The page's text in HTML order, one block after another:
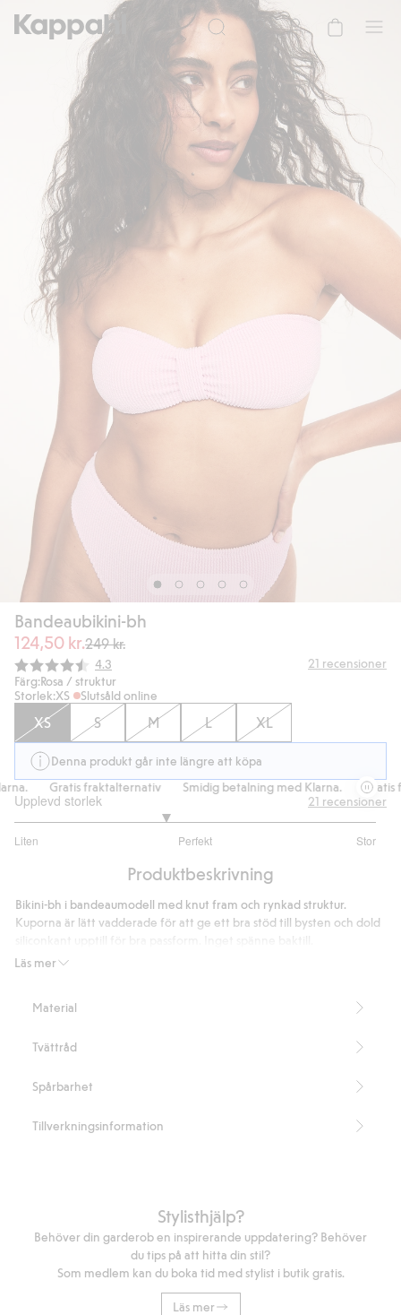
Bandeaubikini-bh
124,50 kr.249 kr.
Snittbetyg:
4.3 21 recensioner
Färg:Rosa / struktur
Storlek:XS Slutsåld online
XS S M L XL
Denna produkt går inte längre att köpa
Gratis fraktalternativ Smidig betalning med Klarna. Gratis
Upplevd storlek
Liten Perfekt Stor
utav
18
betyg
21 recensioner
Produktbeskrivning
Läs mer
Bikini-bh i bandeaumodell med knut fram och rynkad struktur.
Kuporna är lätt vadderade för att ge ett bra stöd till bysten och dold
Bandeaumodell
Lätt vadderade kupor
Inget spänne bak
Artikelnummer
Material
Tvättråd
Spårbarhet
Tillverkningsinformation
Stylisthjälp?
Behöver din garderob en inspirerande uppdatering? Behöver
du tips på att hitta din stil?
Som medlem kan du boka tid med stylist i butik gratis.
Läs mer